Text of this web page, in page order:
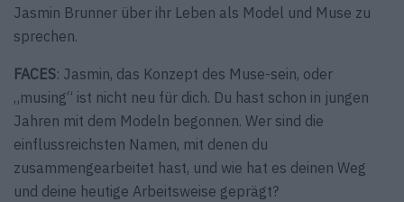
Jasmin Brunner über ihr Leben als Model und Muse zu
sprechen.
FACES: Jasmin, das Konzept des Muse-sein, oder
„musing“ ist nicht neu für dich. Du hast schon in jungen
Jahren mit dem Modeln begonnen. Wer sind die
einflussreichsten Namen, mit denen du
zusammengearbeitet hast, und wie hat es deinen Weg
und deine heutige Arbeitsweise geprägt?